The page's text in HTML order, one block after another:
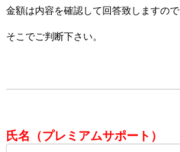
金額は内容を確認して回答致しますので
そこでご判断下さい。
氏名（プレミアムサポート）